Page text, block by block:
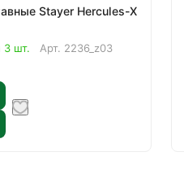
Stayer Hercules-X
3 шт. Арт. 2236_z03